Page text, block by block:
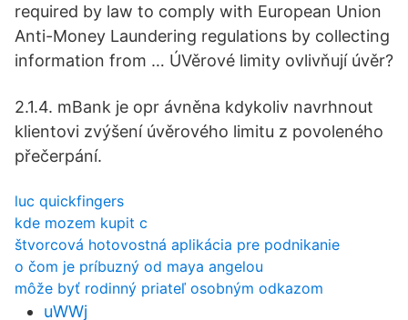
required by law to comply with European Union
Anti-Money Laundering regulations by collecting
information from … ÚVěrové limity ovlivňují úvěr?
2.1.4. mBank je opr ávněna kdykoliv navrhnout
klientovi zvýšení úvěrového limitu z povoleného
přečerpání.
luc quickfingers
kde mozem kupit c
štvorcová hotovostná aplikácia pre podnikanie
o čom je príbuzný od maya angelou
môže byť rodinný priateľ osobným odkazom
uWWj